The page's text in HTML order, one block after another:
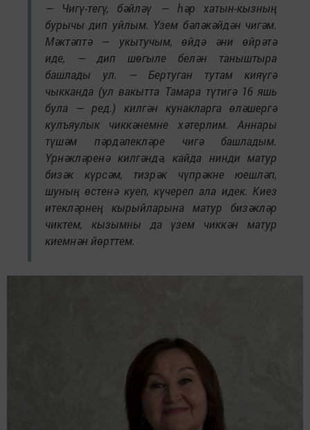
— Чигү-тегү, бәйләү — һәр хатын-кызның
бурычы дип уйлым. Үзем бәләкәйдән чигәм.
Мәктәптә — укытучым, өйдә әни өйрәтә
иде, — дип шөгыле белән таныштыра
башлады ул. — Бертуган тутам кияүгә
чыкканда (ул вакытта Тамара түтигә 16 яшь
була — ред.) килгән кунакларга өләшергә
кулъяулык чиккәнемне хәтерлим. Аннары
түшәм пәрдәлекләре чигә башладым.
Үрнәкләренә килгәндә, кайда нинди матур
бизәк күрсәм, тизрәк чүпрәкне юешләп,
шуның өстенә куеп, күчереп ала идек. Киез
итекләрнең кырыйларына матур бизәкләр
чиктем, кызымны да үзем чиккән матур
киемнән йөрттем.